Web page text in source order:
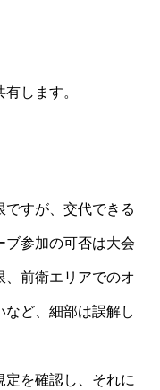
します。
ですが、交代できる
ブ参加の可否は大会
、前衛エリアでのオ
など、細部は誤解し
を確認し、それに